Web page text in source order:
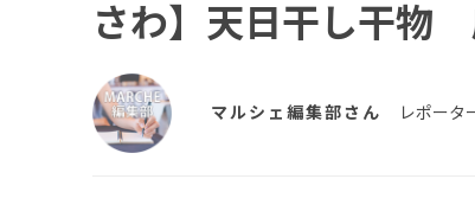
さわ】天日干し干物
マルシェ編集部 レポータ